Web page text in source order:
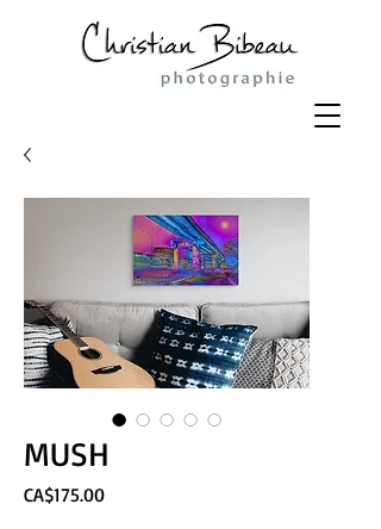
MUSH
CA$175.00Price